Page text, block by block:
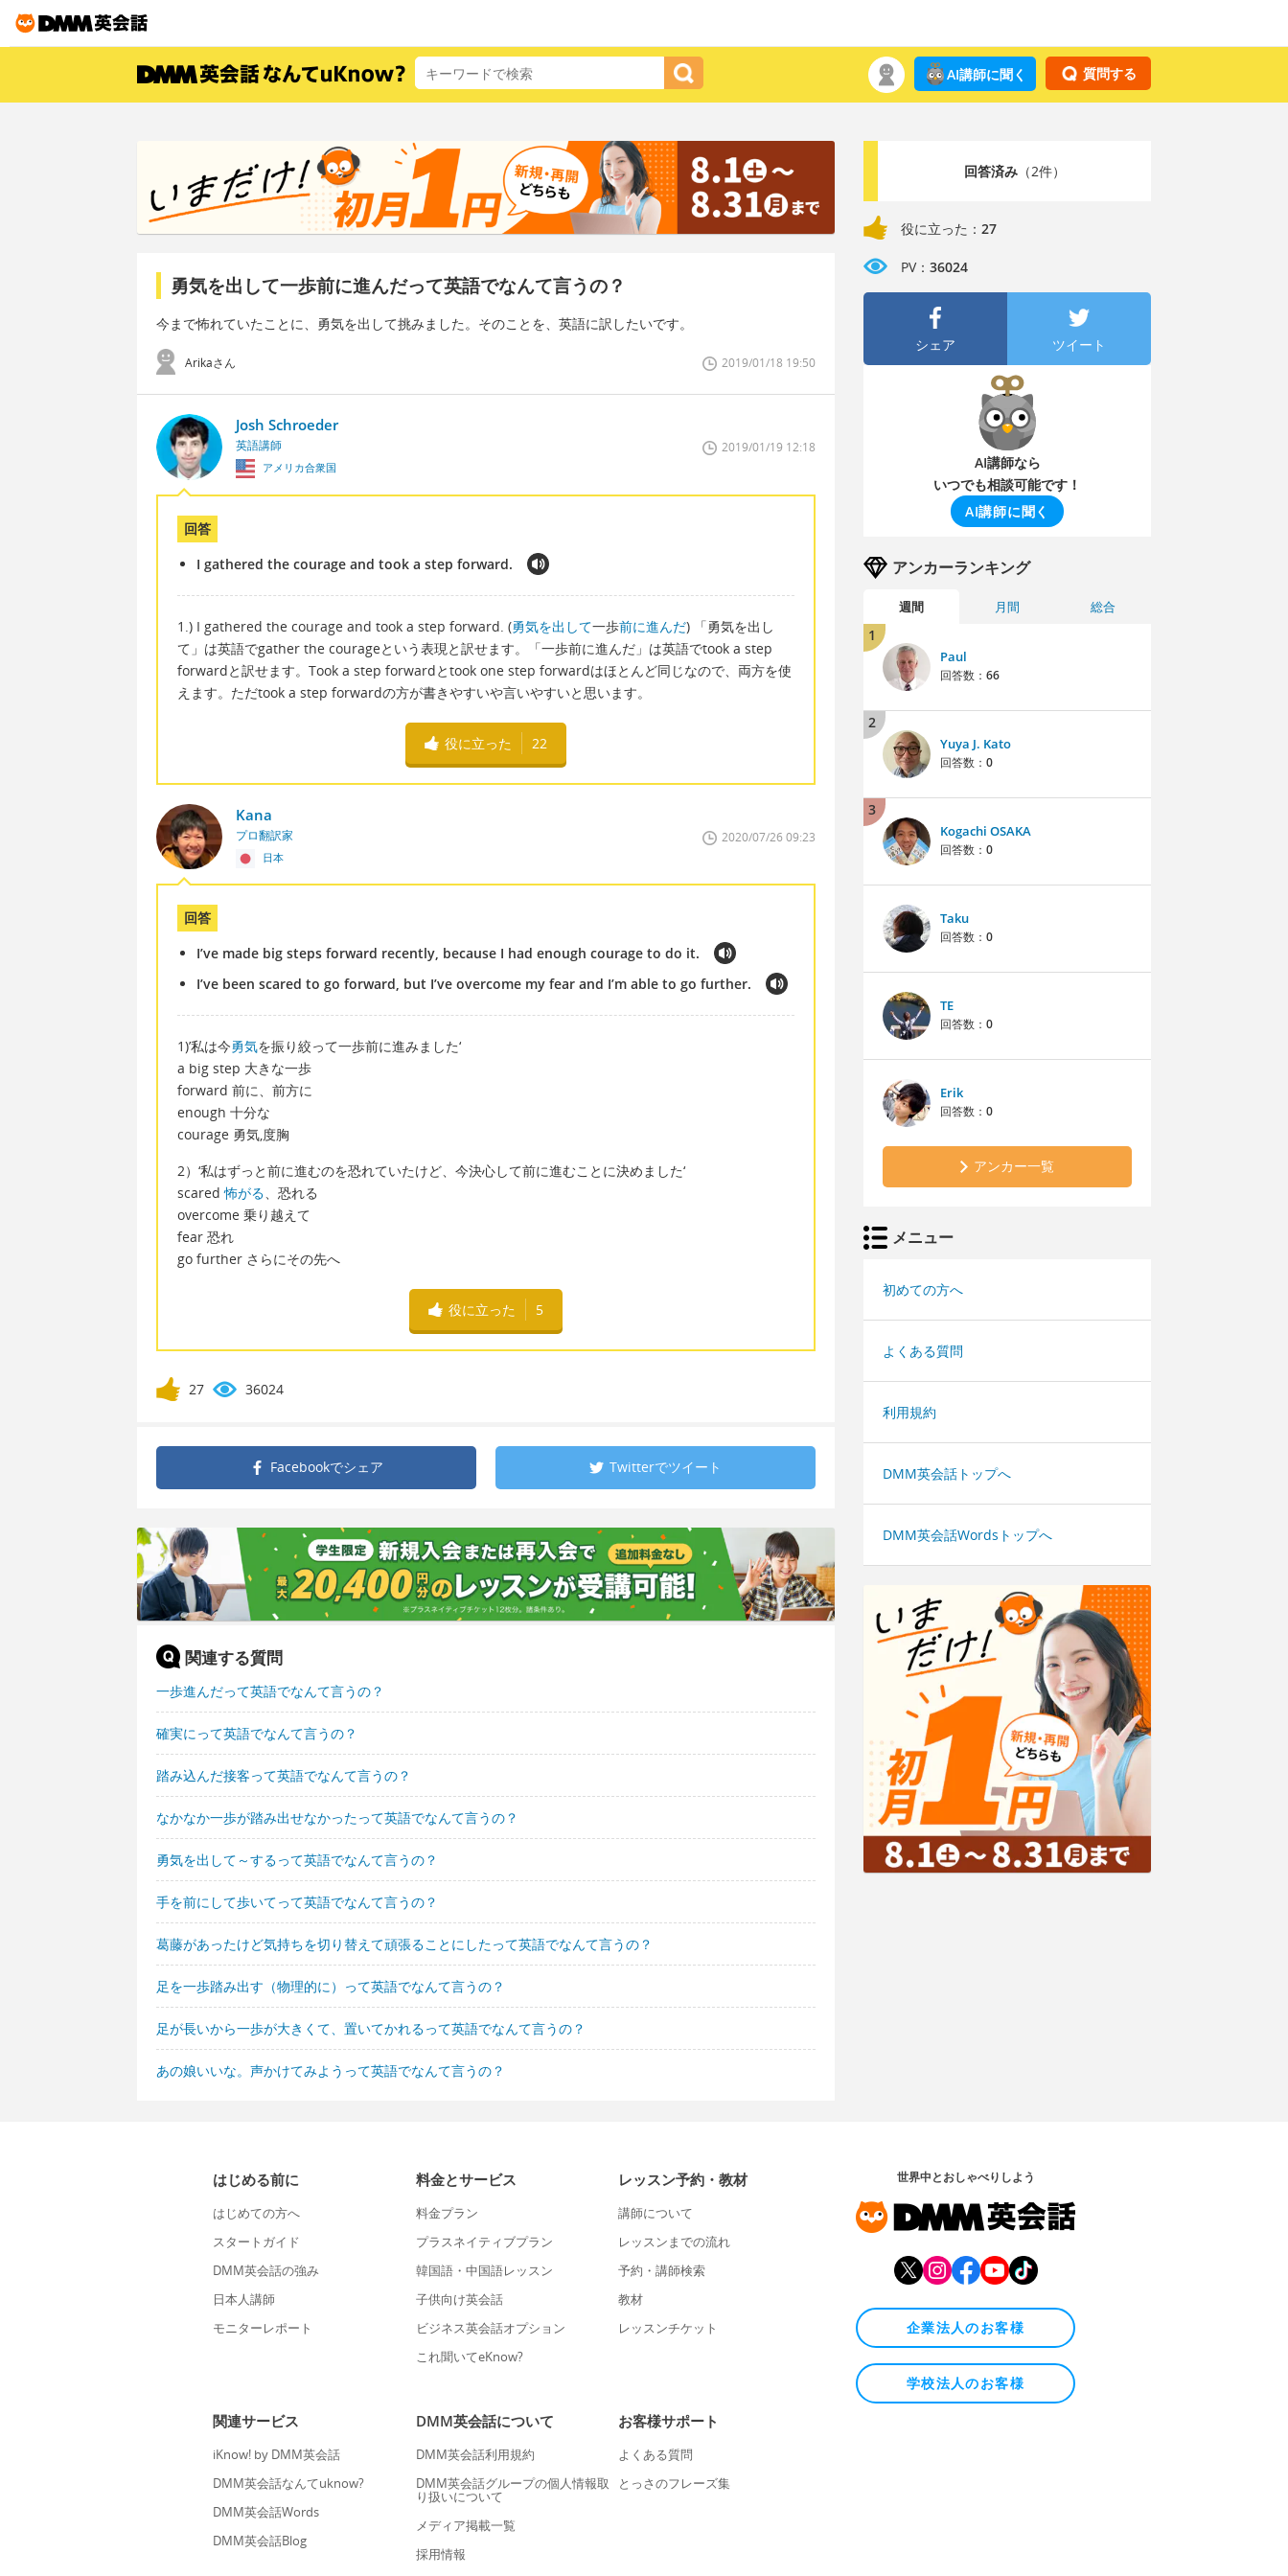
質問する
AI講師に聞く
勇気を出して一歩前に進んだって英語でなんて言うの？
今まで怖れていたことに、勇気を出して挑みました。そのことを、英語に訳したいです。
Arikaさん 2019/01/18 19:50
Josh Schroeder
英語講師
アメリカ合衆国
2019/01/19 12:18
回答
I gathered the courage and took a step forward.
1.) I gathered the courage and took a step forward. (勇気を出して一歩前に進んだ) 「勇気を出し
て」は英語でgather the courageという表現と訳せます。「一歩前に進んだ」は英語でtook a step
forwardと訳せます。Took a step forwardとtook one step forwardはほとんど同じなので、両方を使
えます。ただtook a step forwardの方が書きやすいや言いやすいと思います。
役に立った 22
Kana
プロ翻訳家
日本
2020/07/26 09:23
回答
I’ve made big steps forward recently, because I had enough courage to do it.
I’ve been scared to go forward, but I’ve overcome my fear and I’m able to go further.
1)’私は今勇気を振り絞って一歩前に進みました‘
a big step 大きな一歩
forward 前に、前方に
enough 十分な
courage 勇気,度胸
2）‘私はずっと前に進むのを恐れていたけど、今決心して前に進むことに決めました‘
scared怖がる、恐れる
overcome 乗り越えて
fear 恐れ
go further さらにその先へ
役に立った 5
27 36024
Facebookでシェア Twitterでツイート
関連する質問
一歩進んだって英語でなんて言うの？
確実にって英語でなんて言うの？
踏み込んだ接客って英語でなんて言うの？
なかなか一歩が踏み出せなかったって英語でなんて言うの？
勇気を出して～するって英語でなんて言うの？
手を前にして歩いてって英語でなんて言うの？
葛藤があったけど気持ちを切り替えて頑張ることにしたって英語でなんて言うの？
足を一歩踏み出す（物理的に）って英語でなんて言うの？
足が長いから一歩が大きくて、置いてかれるって英語でなんて言うの？
あの娘いいな。声かけてみようって英語でなんて言うの？
回答済み（2件）
役に立った： 27
PV： 36024
シェア ツイート
AI講師なら
いつでも相談可能です！
AI講師に聞く
アンカーランキング
週間 月間 総合
1
Paul
回答数： 66
2
Yuya J. Kato
回答数： 0
3
Kogachi OSAKA
回答数： 0
Taku
回答数： 0
TE
回答数： 0
Erik
回答数： 0
アンカー一覧
メニュー
初めての方へ
よくある質問
利用規約
DMM英会話トップへ
DMM英会話Wordsトップへ
はじめる前に
はじめての方へ
スタートガイド
DMM英会話の強み
日本人講師
モニターレポート
料金とサービス
料金プラン
プラスネイティブプラン
韓国語・中国語レッスン
子供向け英会話
ビジネス英会話オプション
これ聞いてeKnow?
レッスン予約・教材
講師について
レッスンまでの流れ
予約・講師検索
教材
レッスンチケット
関連サービス
iKnow! by DMM英会話
DMM英会話なんてuknow?
DMM英会話Words
DMM英会話Blog
DMM英会話について
DMM英会話利用規約
DMM英会話グループの個人情報取
り扱いについて
メディア掲載一覧
採用情報
お客様サポート
よくある質問
とっさのフレーズ集
世界中とおしゃべりしよう
企業法人のお客様
学校法人のお客様